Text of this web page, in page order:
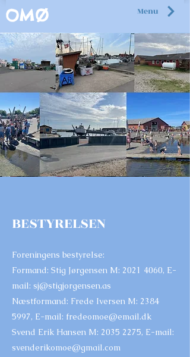
Menu
OMØ
BESTYRELSEN
Foreningens bestyrelse:
Formand: Stig Jørgensen M: 2021 4060, E-
mail: sj@stigjorgensen.as
Næstformand: Frede Iversen M: 2384
5997, E-mail: fredeomoe@email.dk
Svend Erik Hansen M: 2035 2275, E-mail:
svenderikomoe@gmail.com